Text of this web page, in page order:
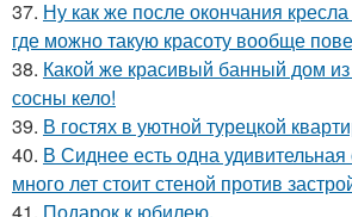
37. Ну как же после окончания
где можно такую красоту вообще
38. Какой же красивый банный дом
сосны кело!
39. В гостях в уютной турецкой
40. В Сиднее есть одна
много лет стоит стеной против